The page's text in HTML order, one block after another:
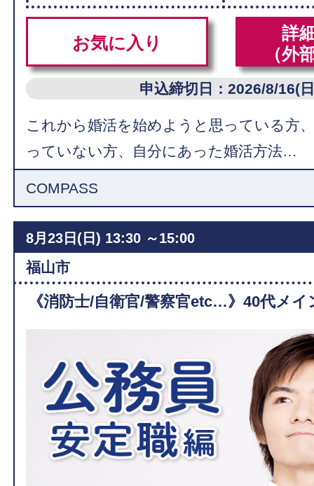
お気に入り
詳
（外
申込締切日：2026/8/16(
これから婚活を始めようと思っている方
っていない方、自分にあった婚活方法…
COMPASS
8月23日(日) 13:30 ～15:00
福山市
《消防士/自衛官/警察官etc…》40代メ